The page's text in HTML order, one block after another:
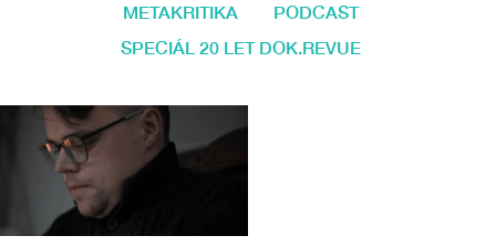
METAKRITIKA
PODCAST
SPECIÁL 20 LET DOK.REVUE